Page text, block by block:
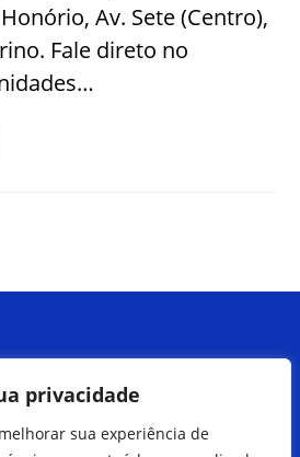
privacidade
sua experiência de
Av. Sete (Centro),
Fale direto no
Peça pelo